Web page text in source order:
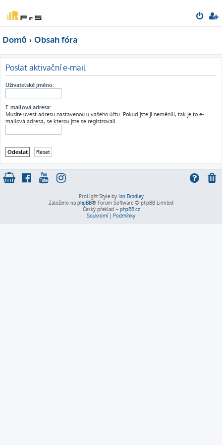
Domů Obsah fóra
Poslat aktivační e-mail
Uživatelské jméno:
E-mailová adresa:
Musíte uvést adresu nastavenou u vašeho účtu. Pokud jste ji neměnili, tak je to e-
mailová adresa, se kterou jste se registrovali.
ProLight Style by Ian Bradley
Založeno na phpBB® Forum Software © phpBB Limited
Český překlad – phpBB.cz
Soukromí| Podmínky